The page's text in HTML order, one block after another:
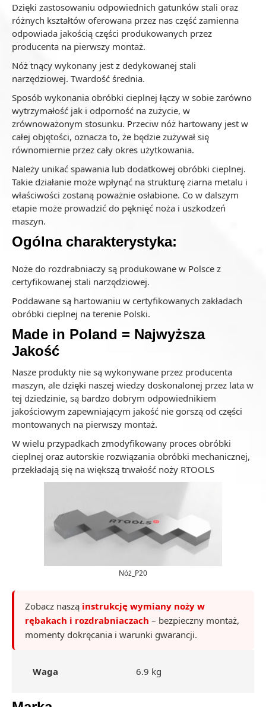
Dzięki zastosowaniu odpowiednich gatunków stali oraz
różnych kształtów oferowana przez nas część zamienna
odpowiada jakością części produkowanych przez
producenta na pierwszy montaż.
Nóż tnący wykonany jest z dedykowanej stali
narzędziowej. Twardość średnia.
Sposób wykonania obróbki cieplnej łączy w sobie zarówno
wytrzymałość jak i odporność na zużycie, w
zrównoważonym stosunku. Przeciw nóż hartowany jest w
całej objętości, oznacza to, że będzie zużywał się
równomiernie przez cały okres użytkowania.
Należy unikać spawania lub dodatkowej obróbki cieplnej.
Takie działanie może wpłynąć na strukturę ziarna metalu i
właściwości zostaną poważnie osłabione. Co w dalszym
etapie może prowadzić do pęknięć noża i uszkodzeń
maszyn.
Ogólna charakterystyka:
Noże do rozdrabniaczy są produkowane w Polsce z
certyfikowanej stali narzędziowej.
Poddawane są hartowaniu w certyfikowanych zakładach
obróbki cieplnej na terenie Polski.
Made in Poland = Najwyższa
Jakość
Nasze produkty nie są wykonywane przez producenta
maszyn, ale dzięki naszej wiedzy doskonalonej przez lata w
tej dziedzinie, są bardzo dobrym odpowiednikiem
jakościowym zapewniającym jakość nie gorszą od części
montowanych na pierwszy montaż.
W wielu przypadkach zmodyfikowany proces obróbki
cieplnej oraz autorskie rozwiązania obróbki mechanicznej,
przekładają się na większą trwałość noży RTOOLS
Nóż_P20
Zobacz naszą instrukcję wymiany noży w
rębakach i rozdrabniaczach – bezpieczny montaż,
momenty dokręcania i warunki gwarancji.
Waga 6.9 kg